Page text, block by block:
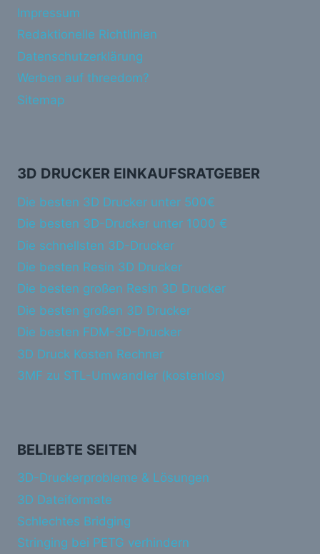
Impressum
Redaktionelle Richtlinien
Datenschutzerklärung
Werben auf threedom?
Sitemap
3D DRUCKER EINKAUFSRATGEBER
Die besten 3D Drucker unter 500€
Die besten 3D-Drucker unter 1000 €
Die schnellsten 3D-Drucker
Die besten Resin 3D Drucker
Die besten großen Resin 3D Drucker
Die besten großen 3D Drucker
Die besten FDM-3D-Drucker
3D Druck Kosten Rechner
3MF zu STL-Umwandler (kostenlos)
BELIEBTE SEITEN
3D-Druckerprobleme & Lösungen
3D Dateiformate
Schlechtes Bridging
Stringing bei PETG verhindern